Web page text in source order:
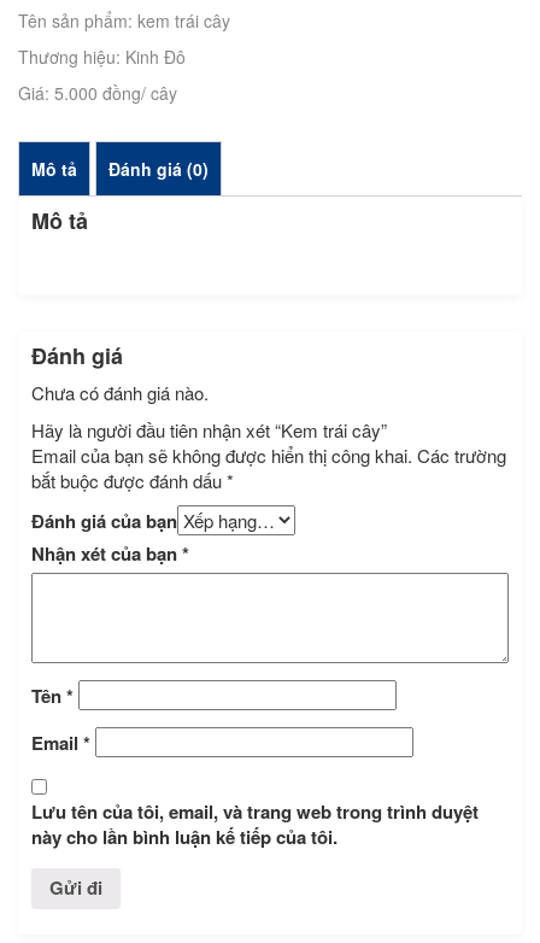
Tên sản phẩm: kem trái cây
Thương hiệu: Kinh Đô
Giá: 5.000 đồng/ cây
Mô tả Đánh giá (0)
Mô tả
Đánh giá
Chưa có đánh giá nào.
Hãy là người đầu tiên nhận xét “Kem trái cây”
Email của bạn sẽ không được hiển thị công khai. Các trường
bắt buộc được đánh dấu*
Đánh giá của bạn
Nhận xét của bạn*
Tên*
Email *
Lưu tên của tôi, email, và trang web trong trình duyệt
này cho lần bình luận kế tiếp của tôi.